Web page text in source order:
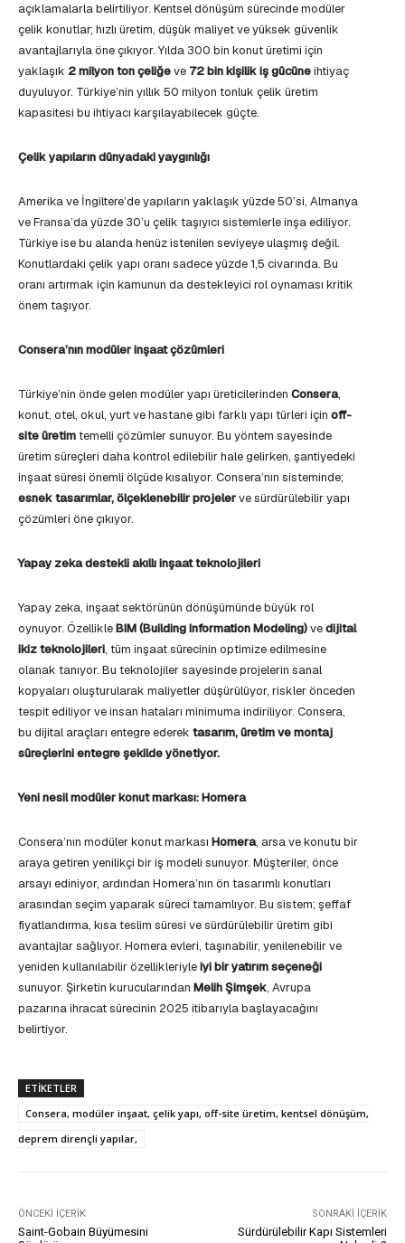
açıklamalarla belirtiliyor. Kentsel dönüşüm sürecinde modüler
çelik konutlar; hızlı üretim, düşük maliyet ve yüksek güvenlik
avantajlarıyla öne çıkıyor. Yılda 300 bin konut üretimi için
yaklaşık 2 milyon ton çeliğeve 72 bin kişilik iş gücüneihtiyaç
duyuluyor. Türkiye’nin yıllık 50 milyon tonluk çelik üretim
kapasitesi bu ihtiyacı karşılayabilecek güçte.
Çelik yapıların dünyadaki yaygınlığı
Amerika ve İngiltere’de yapıların yaklaşık yüzde 50’si, Almanya
ve Fransa’da yüzde 30’u çelik taşıyıcı sistemlerle inşa ediliyor.
Türkiye ise bu alanda henüz istenilen seviyeye ulaşmış değil.
Konutlardaki çelik yapı oranı sadece yüzde 1,5 civarında. Bu
oranı artırmak için kamunun da destekleyici rol oynaması kritik
önem taşıyor.
Consera’nın modüler inşaat çözümleri
Türkiye’nin önde gelen modüler yapı üreticilerinden Consera,
konut, otel, okul, yurt ve hastane gibi farklı yapı türleri için off-
site üretimtemelli çözümler sunuyor. Bu yöntem sayesinde
üretim süreçleri daha kontrol edilebilir hale gelirken, şantiyedeki
inşaat süresi önemli ölçüde kısalıyor. Consera’nın sisteminde;
esnek tasarımlar, ölçeklenebilir projelerve sürdürülebilir yapı
çözümleri öne çıkıyor.
Yapay zeka destekli akıllı inşaat teknolojileri
Yapay zeka, inşaat sektörünün dönüşümünde büyük rol
oynuyor. ÖzellikleBIM (Building Information Modeling)vedijital
ikiz teknolojileri, tüm inşaat sürecinin optimize edilmesine
olanak tanıyor. Bu teknolojiler sayesinde projelerin sanal
kopyaları oluşturularak maliyetler düşürülüyor, riskler önceden
tespit ediliyor ve insan hataları minimuma indiriliyor. Consera,
bu dijital araçları entegre ederek tasarım, üretim ve montaj
süreçlerini entegre şekilde yönetiyor.
Yeni nesil modüler konut markası: Homera
Consera’nın modüler konut markası Homera, arsa ve konutu bir
araya getiren yenilikçi bir iş modeli sunuyor. Müşteriler, önce
arsayı ediniyor, ardından Homera’nın ön tasarımlı konutları
arasından seçim yaparak süreci tamamlıyor. Bu sistem; şeffaf
fiyatlandırma, kısa teslim süresi ve sürdürülebilir üretim gibi
avantajlar sağlıyor. Homera evleri, taşınabilir, yenilenebilir ve
yeniden kullanılabilir özellikleriyleiyi bir yatırım seçeneği
sunuyor. Şirketin kurucularından Melih Şimşek, Avrupa
pazarına ihracat sürecinin 2025 itibarıyla başlayacağını
belirtiyor.
ETIKETLER
Consera, modüler inşaat, çelik yapı, off-site üretim, kentsel dönüşüm,
deprem dirençli yapılar,
ÖNCEKI İÇERIK
Saint-Gobain Büyümesini
SONRAKI İÇERIK
Sürdürülebilir Kapı Sistemleri